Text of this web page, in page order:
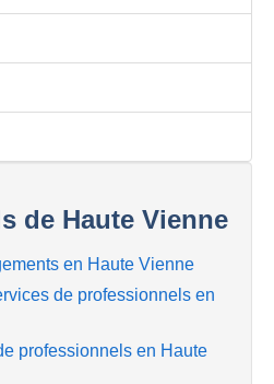
de Haute Vienne
en Haute Vienne
de professionnels en
professionnels en Haute